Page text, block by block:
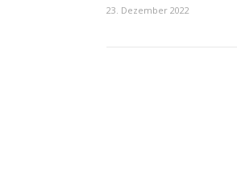
23. Dezember 2022